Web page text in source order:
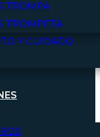
TROMPA
TROMPETA
Y CUIDADO